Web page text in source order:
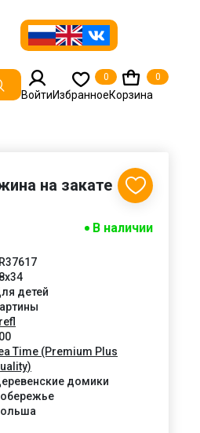
ВойтиИзбранное
0
Корзина
0
на закате
В наличии
детей
Time (Premium Plus
домики